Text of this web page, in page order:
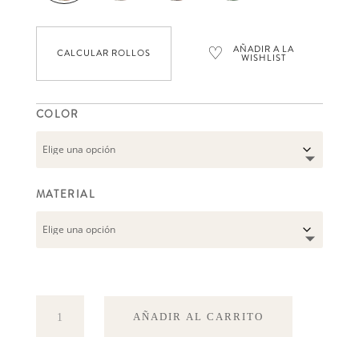
CALCULAR ROLLOS ♡ AÑADIR A LA
WISHLIST
COLOR
MATERIAL
AÑADIR AL CARRITO